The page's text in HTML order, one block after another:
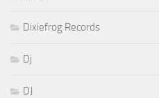
Dixiefrog Records
Dj
DJ